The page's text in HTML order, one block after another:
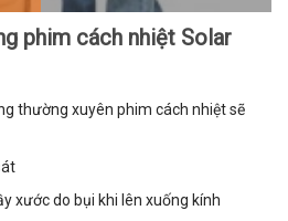
phim cách nhiệt Solar
thường xuyên phim cách nhiệt sẽ
xước do bụi khi lên xuống kính